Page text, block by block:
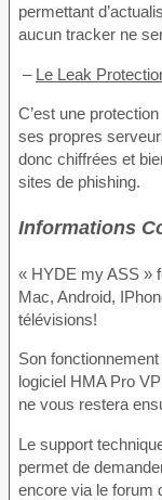
permettant
aucun tracker ne
– Le Leak
C’est une
ses propres
donc chiffrées et
sites de phishing.
Informations
« HYDE my ASS »
Mac, Android,
télévisions!
Son
logiciel HMA Pro
ne vous restera
Le support
permet de
encore via le forum